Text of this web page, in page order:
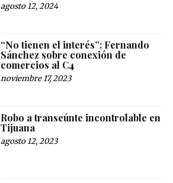
agosto 12, 2024
“No tienen el interés”: Fernando
Sánchez sobre conexión de
comercios al C4
noviembre 17, 2023
Robo a transeúnte incontrolable en
Tijuana
agosto 12, 2023